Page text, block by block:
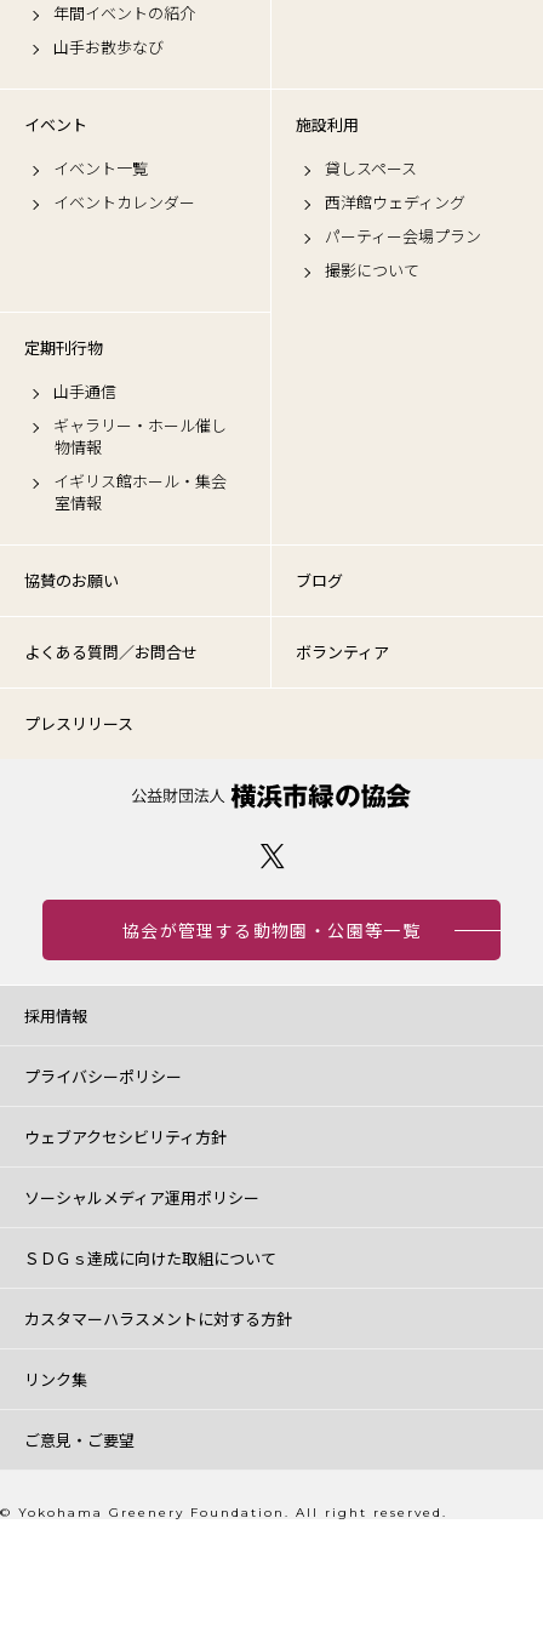
年間イベントの紹介
山手お散歩なび
イベント
イベント一覧
イベントカレンダー
施設利用
貸しスペース
西洋館ウェディング
パーティー会場プラン
撮影について
定期刊行物
山手通信
ギャラリー・ホール催し
物情報
イギリス館ホール・集会
室情報
協賛のお願い ブログ
よくある質問／お問合せ ボランティア
プレスリリース
協会が管理する動物園・公園等一覧
採用情報
プライバシーポリシー
ウェブアクセシビリティ方針
ソーシャルメディア運用ポリシー
ＳＤＧｓ達成に向けた取組について
カスタマーハラスメントに対する方針
リンク集
ご意見・ご要望
© Yokohama Greenery Foundation. All right reserved.